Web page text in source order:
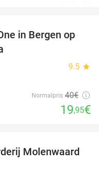
50%
in Bergen op
9.5 star
Normalpris 40€
19,95€
27%
Molenwaard